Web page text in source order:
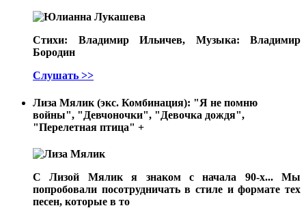
Стихи: Владимир Ильичев, Музыка: Владимир
Бородин
Слушать >>
Лиза Мялик (экс. Комбинация): "Я не помню
войны", "Девчоночки", "Девочка дождя",
"Перелетная птица" +
С Лизой Мялик я знаком с начала 90-х... Мы
попробовали посотрудничать в стиле и формате тех
песен, которые в то